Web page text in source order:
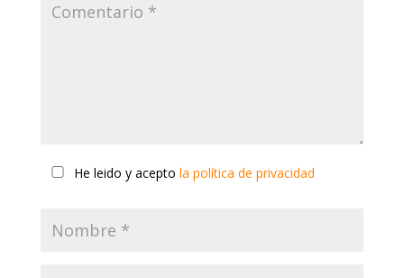
He leido y acepto la política de privacidad